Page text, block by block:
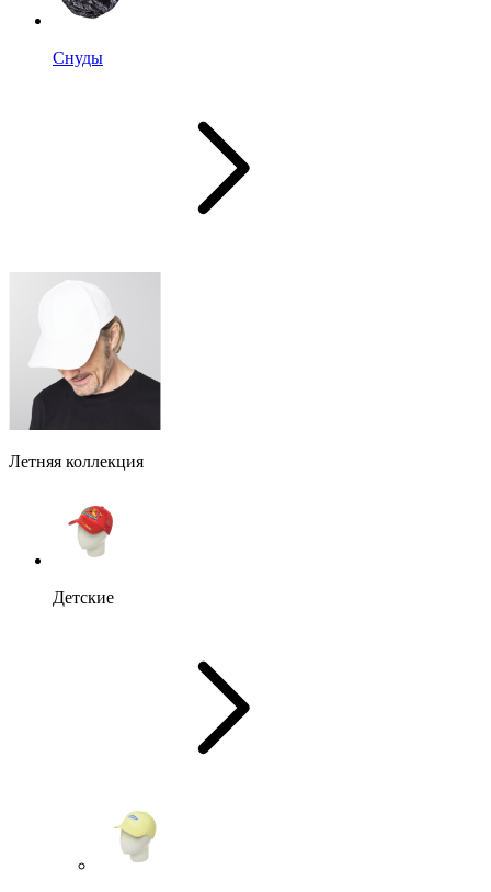
Снуды
Летняя коллекция
Детские